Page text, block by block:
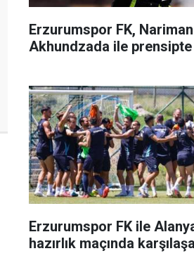
Erzurumspor FK, Nariman
Akhundzada ile prensipte
Erzurumspor FK ile
hazırlık maçında